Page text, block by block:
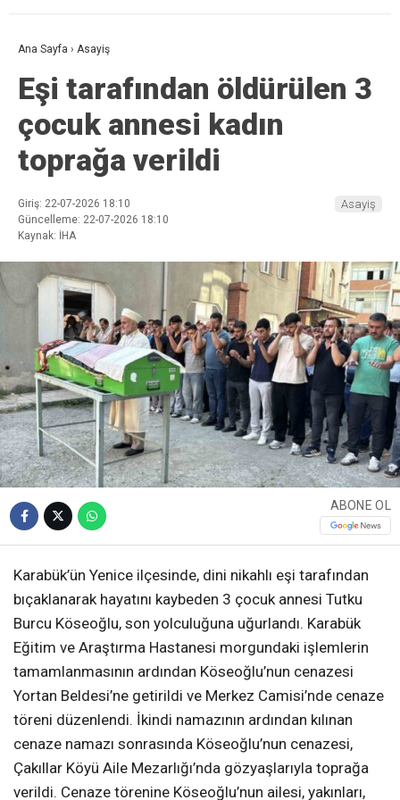
Ana Sayfa › Asayiş
Eşi tarafından öldürülen 3
çocuk annesi kadın
toprağa verildi
Giriş: 22-07-2026 18:10
Güncelleme: 22-07-2026 18:10
Kaynak: İHA
Asayiş
ABONE OL
Karabük’ün Yenice ilçesinde, dini nikahlı eşi tarafından
bıçaklanarak hayatını kaybeden 3 çocuk annesi Tutku
Burcu Köseoğlu, son yolculuğuna uğurlandı. Karabük
Eğitim ve Araştırma Hastanesi morgundaki işlemlerin
tamamlanmasının ardından Köseoğlu’nun cenazesi
Yortan Beldesi’ne getirildi ve Merkez Camisi’nde cenaze
töreni düzenlendi. İkindi namazının ardından kılınan
cenaze namazı sonrasında Köseoğlu’nun cenazesi,
Çakıllar Köyü Aile Mezarlığı’nda gözyaşlarıyla toprağa
verildi. Cenaze törenine Köseoğlu’nun ailesi, yakınları,